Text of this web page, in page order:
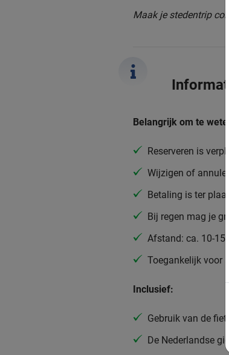
Maak je stedentrip
Belangrijk om te
Reserveren is
Wijzigen of
Betaling is ter
Bij regen mag je
Afstand: ca. 10-15
Toegankelijk voor
Inclusief:
Gebruik van de fiets
De Nederlandse gids